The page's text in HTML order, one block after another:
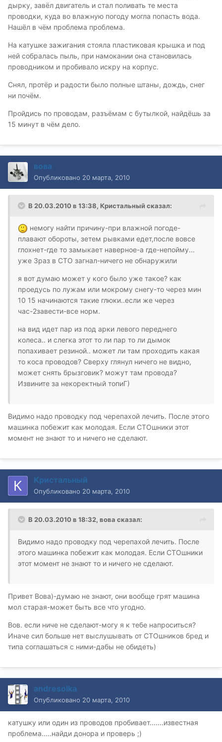
дырку, завёл двигатель и стал поливать те места
проводки, куда во влажную погоду могла попасть вода.
Нашёл в чём проблема проблема.
На катушке зажигания стояла пластиковая крышка и под
ней собралась пыль, при намокании она становилась
проводником и пробивало искру на корпус.
Снял, протёр и радости было полные штаны, дождь, снег
ни почём.
Пройдись по проводам, разъёмам с бутылкой, найдёшь за
15 минут в чём дело.
вова
Опубликовано 20 марта, 2010
В 20.03.2010 в 13:38, Кристальный сказал:
немогу найти причину-при влажной погоде-
плавают обороты, зетем рывками едет,после вовсе
глохнет-где то замыкает наверное-а где-непойму...
уже 3раз в СТО загнал-ничего не обнаружили
я вот думаю может у кого было уже такое? как
проедусь по лужам или мокрому снегу-то через мин
10 15 начинаются такие глюки..если же через
час-2завести-все норм.
на вид идет пар из под арки левого переднего
колеса.. и слегка этот то ли пар то ли дымок
попахивает резиной.. может ли там проходить какая
то коса проводов? Сверху глянул ничего не видно,
может снять брызговик? можут там провода?
Извините за некоректный топиГ)
Видимо надо проводку под черепахой лечить. После этого
машинка побежит как молодая. Если СТОшники этот
момент не знают то и ничего не сделают.
Кристальный
Опубликовано 20 марта, 2010
В 20.03.2010 в 18:32, вова сказал:
Видимо надо проводку под черепахой лечить. После
этого машинка побежит как молодая. Если СТОшники
этот момент не знают то и ничего не сделают.
Привет Вова)-думаю не знают, они вообще грят машина
мол старая-может быть все что угодно.
Вов. если ниче не сделают-могу я к тебе напроситься?
Иначе сил больше нет выслушывать от СТОшников бред и
типа соглашаться с ними-дабы не обидеть)
andresolka
Опубликовано 20 марта, 2010
катушку или один из проводов пробивает.......известная
проблема.....найди донора и проверь ;)